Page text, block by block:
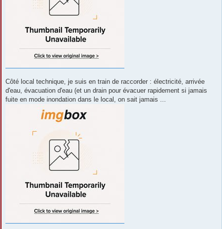
Côté local technique, je suis en train de raccorder : électricité, arrivée
d'eau, évacuation d'eau (et un drain pour évacuer rapidement si jamais
fuite en mode inondation dans le local, on sait jamais ...